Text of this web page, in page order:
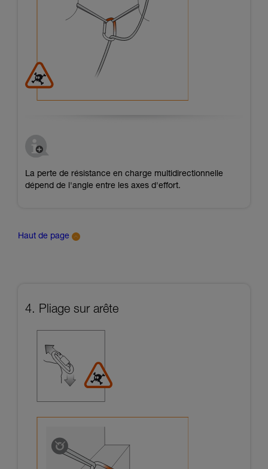
La perte de résistance en charge multidirectionnelle
dépend de l'angle entre les axes d'effort.
Haut de page
4. Pliage sur arête